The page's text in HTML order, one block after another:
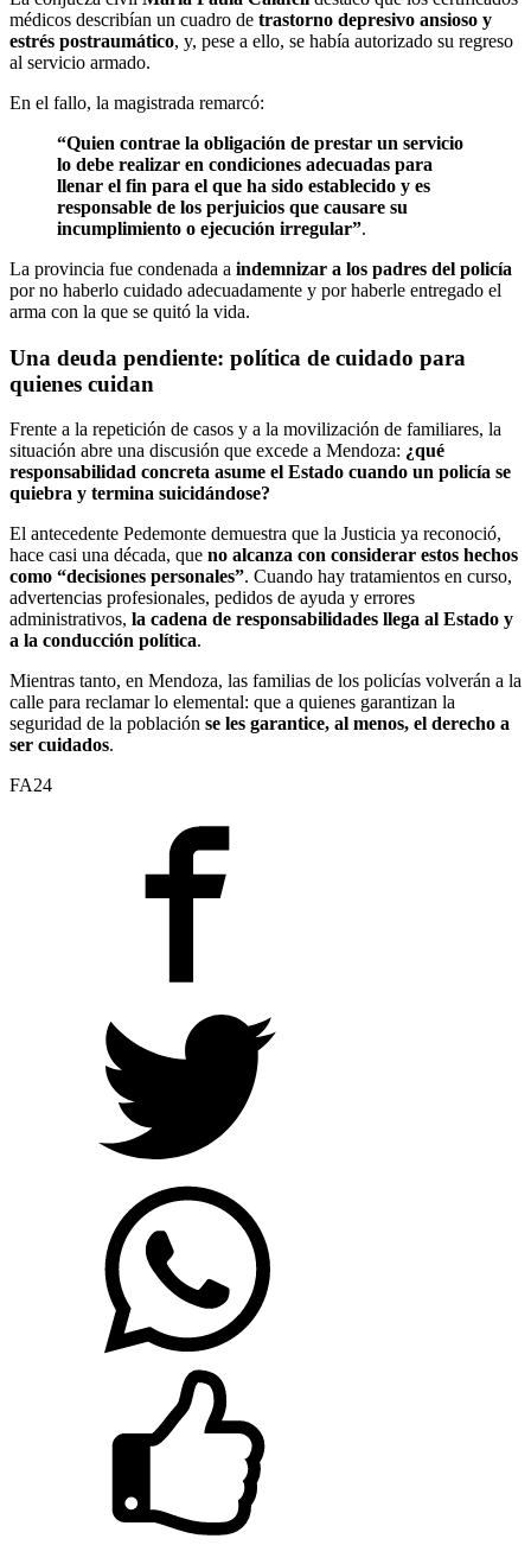
médicos describían un cuadro de trastorno depresivo ansioso y
estrés postraumático, y, pese a ello, se había autorizado su regreso
al servicio armado.
En el fallo, la magistrada remarcó:
“Quien contrae la obligación de prestar un servicio
lo debe realizar en condiciones adecuadas para
llenar el fin para el que ha sido establecido y es
responsable de los perjuicios que causare su
incumplimiento o ejecución irregular”.
La provincia fue condenada a indemnizar a los padres del policía
por no haberlo cuidado adecuadamente y por haberle entregado el
arma con la que se quitó la vida.
Una deuda pendiente: política de cuidado para
quienes cuidan
Frente a la repetición de casos y a la movilización de familiares, la
situación abre una discusión que excede a Mendoza: ¿qué
responsabilidad concreta asume el Estado cuando un policía se
quiebra y termina suicidándose?
El antecedente Pedemonte demuestra que la Justicia ya reconoció,
hace casi una década, que no alcanza con considerar estos hechos
como “decisiones personales”. Cuando hay tratamientos en curso,
advertencias profesionales, pedidos de ayuda y errores
administrativos, la cadena de responsabilidades llega al Estado y
a la conducción política.
Mientras tanto, en Mendoza, las familias de los policías volverán a la
calle para reclamar lo elemental: que a quienes garantizan la
seguridad de la población se les garantice, al menos, el derecho a
ser cuidados.
FA24